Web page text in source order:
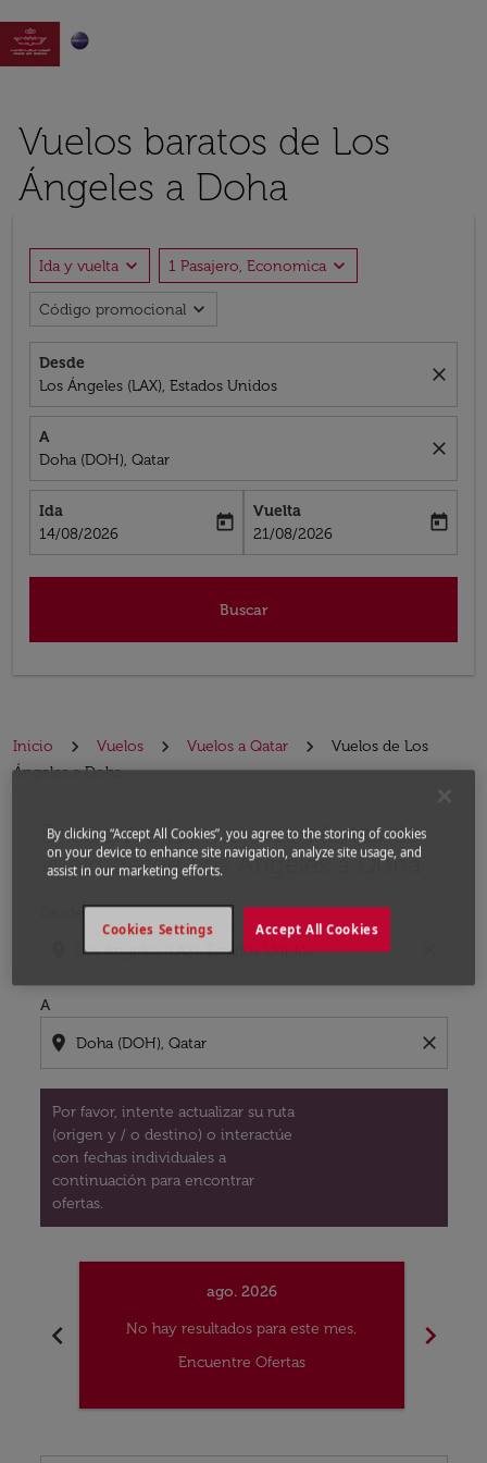

Vuelos baratos de Los
Ángeles a Doha
Ida y vuelta expand_more 1 Pasajero, Economica expand_more
Código promocional expand_more
Desde
Los Ángeles (LAX), Estados Unidos
close
A
Doha (DOH), Qatar
close
Ida
fc-booking-departure-date-aria-label
14/08/2026
today
Vuelta
fc-booking-return-date-aria-label
21/08/2026
today
Buscar
Inicio Vuelos Vuelos a Qatar
Vuelos de Los
Ángeles a Doha
Encuentre las mejores ofertas de
vuelo desde Los Ángeles a Doha
A
location_on close
Por favor, intente actualizar su ruta
(origen y / o destino) o interactúe
con fechas individuales a
continuación para encontrar
ofertas.
Por favor, intente actualizar su ruta (origen y / o
chevron_left
ago. 2026
No hay resultados para este mes.
Encuentre Ofertas
chevron_right
By clicking “Accept All Cookies”, you agree to the storing of cookies
on your device to enhance site navigation, analyze site usage, and
assist in our marketing efforts.
Accept All Cookies
Cookies Settings